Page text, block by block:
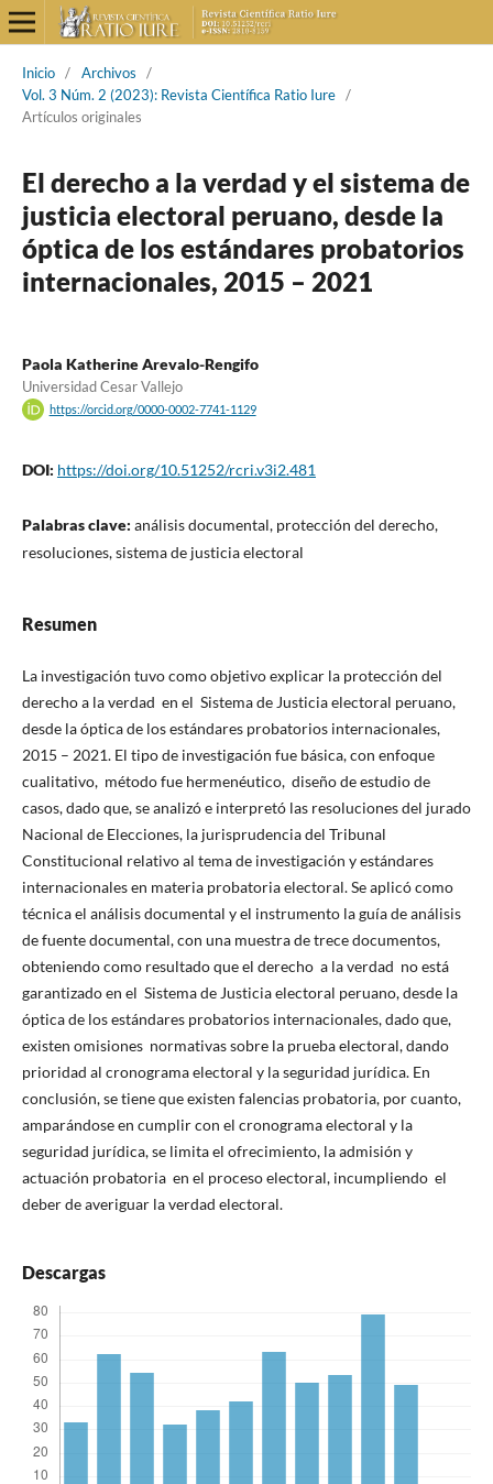
Inicio / Archivos
/
Vol. 3 Núm. 2 (2023): Revista Científica Ratio Iure /
Artículos originales
El derecho a la verdad y el sistema de
justicia electoral peruano, desde la
óptica de los estándares probatorios
internacionales, 2015 – 2021
Paola Katherine Arevalo-Rengifo
Universidad Cesar Vallejo
https://orcid.org/0000-0002-7741-1129
DOI: https://doi.org/10.51252/rcri.v3i2.481
Palabras clave: análisis documental, protección del derecho,
resoluciones, sistema de justicia electoral
Resumen
La investigación tuvo como objetivo explicar la protección del
derecho a la verdad en el Sistema de Justicia electoral peruano,
desde la óptica de los estándares probatorios internacionales,
2015 – 2021. El tipo de investigación fue básica, con enfoque
cualitativo, método fue hermenéutico, diseño de estudio de
casos, dado que, se analizó e interpretó las resoluciones del jurado
Nacional de Elecciones, la jurisprudencia del Tribunal
Constitucional relativo al tema de investigación y estándares
internacionales en materia probatoria electoral. Se aplicó como
técnica el análisis documental y el instrumento la guía de análisis
de fuente documental, con una muestra de trece documentos,
obteniendo como resultado que el derecho a la verdad no está
garantizado en el Sistema de Justicia electoral peruano, desde la
óptica de los estándares probatorios internacionales, dado que,
existen omisiones normativas sobre la prueba electoral, dando
prioridad al cronograma electoral y la seguridad jurídica. En
conclusión, se tiene que existen falencias probatoria, por cuanto,
amparándose en cumplir con el cronograma electoral y la
seguridad jurídica, se limita el ofrecimiento, la admisión y
actuación probatoria en el proceso electoral, incumpliendo el
deber de averiguar la verdad electoral.
Descargas